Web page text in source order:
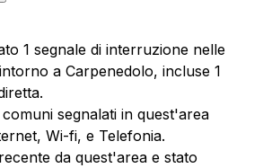
1 segnale di interruzione nelle
a Carpenedolo, incluse 1
segnalati in quest'area
Wi-fi, e Telefonia.
da quest'area e stato